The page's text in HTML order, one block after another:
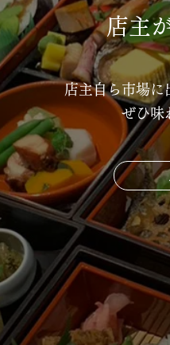
店主
店主自ら市場に
ぜひ味